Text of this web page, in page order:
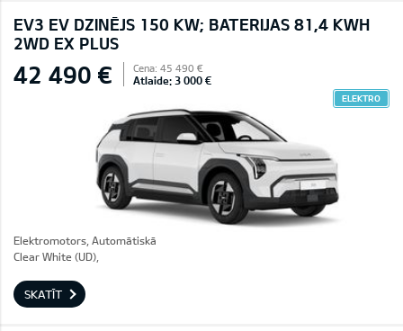
EV3 EV DZINĒJS 150 KW; BATERIJAS 81,4 KWH
2WD EX PLUS
42 490 € Cena: 45 490 €
Atlaide: 3 000 €
ELEKTRO
Elektromotors, Automātiskā
Clear White (UD),
SKATĪT